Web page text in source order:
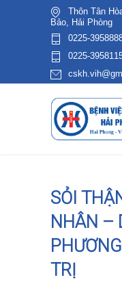
Thôn Tân
Bảo, Hải Phòng
0225-
0225-
SỎI
NHÂN –
TRỊ